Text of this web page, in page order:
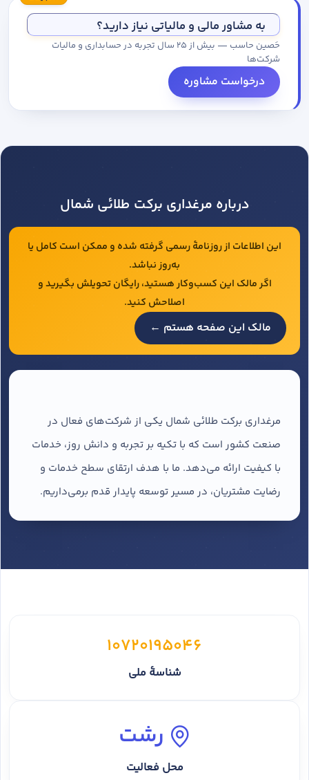
به مشاور مالی و مالیاتی نیاز دارید؟
حَصین حاسب — بیش از ۲۵ سال تجربه در حسابداری و مالیات
شرکت‌ها
درخواست مشاوره
درباره مرغداری برکت طلائی شمال
این اطلاعات از روزنامهٔ رسمی گرفته شده و ممکن است کامل یا
به‌روز نباشد.
اگر مالک این کسب‌وکار هستید، رایگان تحویلش بگیرید و
اصلاحش کنید.
مالک این صفحه هستم ←
مرغداری برکت طلائی شمال یکی از شرکت‌های فعال در
صنعت کشور است که با تکیه بر تجربه و دانش روز، خدمات
با کیفیت ارائه می‌دهد. ما با هدف ارتقای سطح خدمات و
رضایت مشتریان، در مسیر توسعه پایدار قدم برمی‌داریم.
10720195046
شناسهٔ ملی
رشت
محل فعالیت